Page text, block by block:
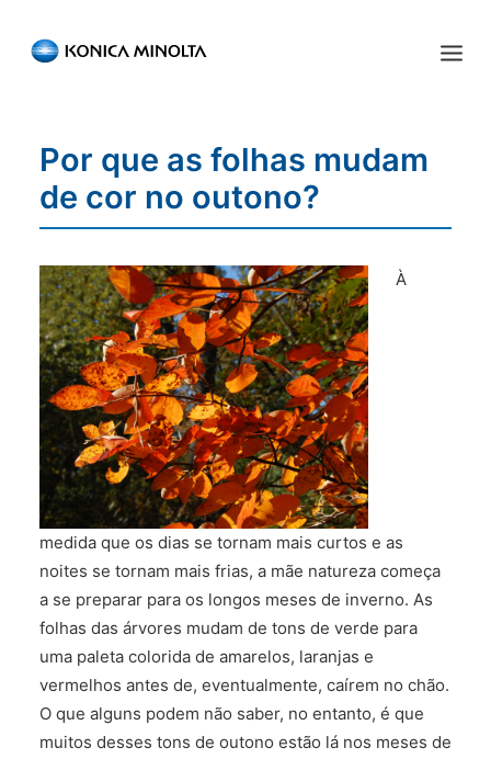
ENGLISH ESPAÑOL PORTUGUESE
INÍCIO
PRODUTOS
INDÚSTRIA
RECURSOS
EVENTOS
QUEM SOMOS
FALE CONOSCO
Por que as folhas mudam
de cor no outono?
À
medida que os dias se tornam mais curtos e as
noites se tornam mais frias, a mãe natureza começa
a se preparar para os longos meses de inverno. As
folhas das árvores mudam de tons de verde para
uma paleta colorida de amarelos, laranjas e
vermelhos antes de, eventualmente, caírem no chão.
O que alguns podem não saber, no entanto, é que
muitos desses tons de outono estão lá nos meses de